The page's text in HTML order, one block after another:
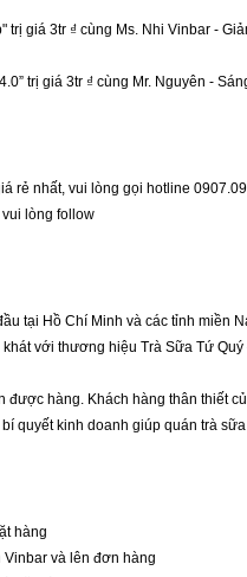
giá 3tr ₫ cùng Ms. Nhi Vinbar -
trị giá 3tr ₫ cùng Mr. Nguyên -
rẻ nhất, vui lòng gọi hotline
lòng follow
tại Hồ Chí Minh và các tỉnh miền
với thương hiệu Trà Sữa Tứ
được hàng. Khách hàng thân thiết
quyết kinh doanh giúp quán trà
hàng
Vinbar và lên đơn hàng